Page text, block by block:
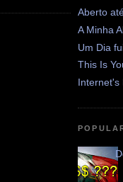
Aberto
A Minha
Um Dia
This Is
Internet's